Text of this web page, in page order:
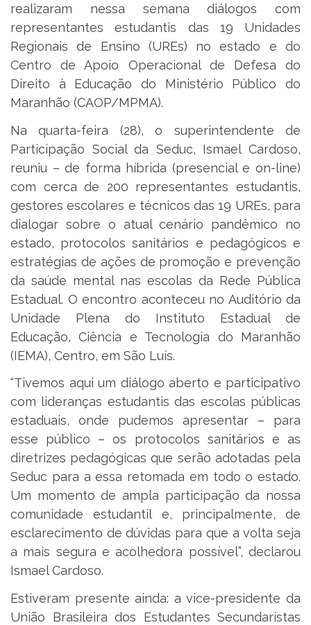
realizaram nessa semana diálogos com
representantes estudantis das 19 Unidades
Regionais de Ensino (UREs) no estado e do
Centro de Apoio Operacional de Defesa do
Direito à Educação do Ministério Público do
Maranhão (CAOP/MPMA).
Na quarta-feira (28), o superintendente de
Participação Social da Seduc, Ismael Cardoso,
reuniu – de forma híbrida (presencial e on-line)
com cerca de 200 representantes estudantis,
gestores escolares e técnicos das 19 UREs, para
dialogar sobre o atual cenário pandêmico no
estado, protocolos sanitários e pedagógicos e
estratégias de ações de promoção e prevenção
da saúde mental nas escolas da Rede Pública
Estadual. O encontro aconteceu no Auditório da
Unidade Plena do Instituto Estadual de
Educação, Ciência e Tecnologia do Maranhão
(IEMA), Centro, em São Luís.
“Tivemos aqui um diálogo aberto e participativo
com lideranças estudantis das escolas públicas
estaduais, onde pudemos apresentar – para
esse público – os protocolos sanitários e as
diretrizes pedagógicas que serão adotadas pela
Seduc para a essa retomada em todo o estado.
Um momento de ampla participação da nossa
comunidade estudantil e, principalmente, de
esclarecimento de dúvidas para que a volta seja
a mais segura e acolhedora possível”, declarou
Ismael Cardoso.
Estiveram presente ainda: a vice-presidente da
União Brasileira dos Estudantes Secundaristas